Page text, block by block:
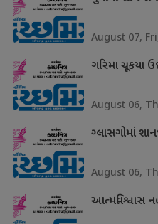
August 07,
ગરિમા ચૂકયા
August 06,
ગ્લાસગોમાં
August 06,
આત્મવિશ્વાસ